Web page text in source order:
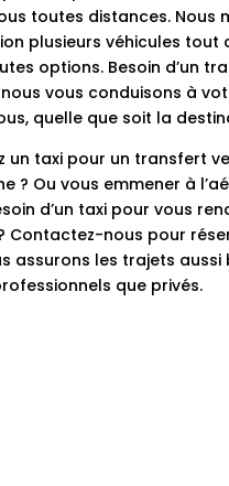
toutes distances. Nous
plusieurs véhicules tout
options. Besoin d’un
vous conduisons à
quelle que soit la
un taxi pour un transfert
? Ou vous emmener à
d’un taxi pour vous
Contactez-nous pour
assurons les trajets aussi
que privés.